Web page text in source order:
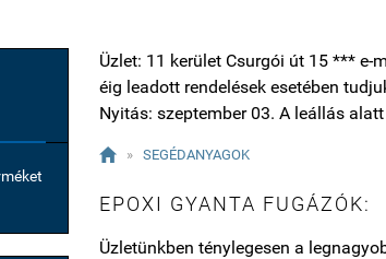
Üzlet: 11 kerület Csurgói út 15 ***
éig leadott rendelések esetében
Nyitás: szeptember 03. A leállás
 » SEGÉDANYAGOK
EPOXI GYANTA FUGÁZÓK:
Üzletünkben ténylegesen a